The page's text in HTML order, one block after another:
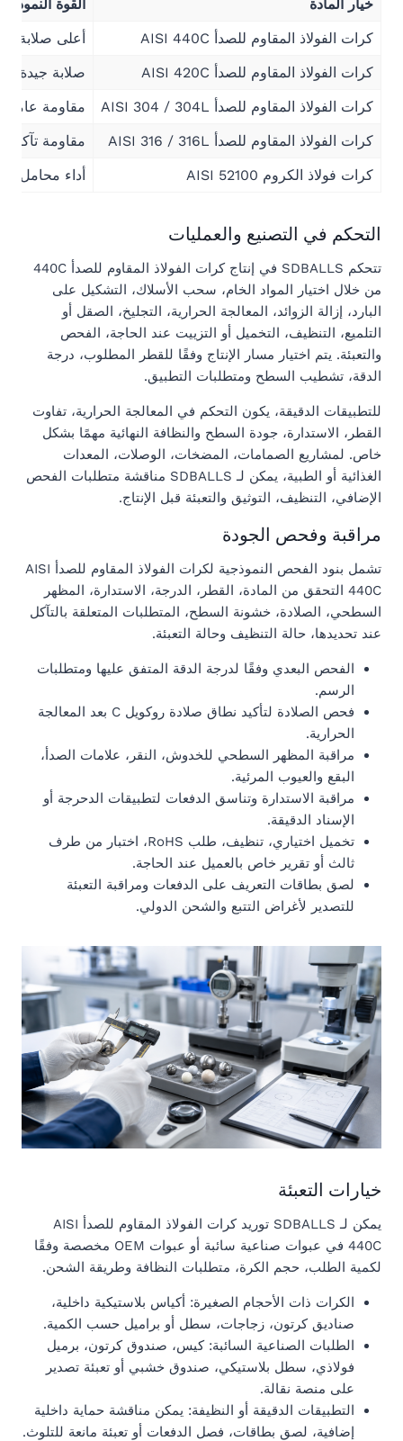
خيار المادة
القوة
كرات الفولاذ المقاوم للصدأ AISI 440C
أعلى صلابة
كرات الفولاذ المقاوم للصدأ AISI 420C
صلابة جيدة
كرات الفولاذ المقاوم للصدأ AISI 304 / 304L
مقاومة عامة
كرات الفولاذ المقاوم للصدأ AISI 316 / 316L
مقاومة تآكل
كرات فولاذ الكروم AISI 52100
أداء محامل
التحكم في التصنيع والعمليات
تتحكم SDBALLS في إنتاج كرات الفولاذ المقاوم للصدأ 440C
من خلال اختيار المواد الخام، سحب الأسلاك، التشكيل على
البارد، إزالة الزوائد، المعالجة الحرارية، التجليخ، الصقل أو
التلميع، التنظيف، التخميل أو التزييت عند الحاجة، الفحص
والتعبئة. يتم اختيار مسار الإنتاج وفقًا للقطر المطلوب، درجة
الدقة، تشطيب السطح ومتطلبات التطبيق.
للتطبيقات الدقيقة، يكون التحكم في المعالجة الحرارية، تفاوت
القطر، الاستدارة، جودة السطح والنظافة النهائية مهمًا بشكل
خاص. لمشاريع الصمامات، المضخات، الوصلات، المعدات
الغذائية أو الطبية، يمكن لـ SDBALLS مناقشة متطلبات الفحص
الإضافي، التنظيف، التوثيق والتعبئة قبل الإنتاج.
مراقبة وفحص الجودة
تشمل بنود الفحص النموذجية لكرات الفولاذ المقاوم للصدأ AISI
440C التحقق من المادة، القطر، الدرجة، الاستدارة، المظهر
السطحي، الصلادة، خشونة السطح، المتطلبات المتعلقة بالتآكل
عند تحديدها، حالة التنظيف وحالة التعبئة.
الفحص البعدي وفقًا لدرجة الدقة المتفق عليها ومتطلبات
الرسم.
فحص الصلادة لتأكيد نطاق صلادة روكويل C بعد المعالجة
الحرارية.
مراقبة المظهر السطحي للخدوش، النقر، علامات الصدأ،
البقع والعيوب المرئية.
مراقبة الاستدارة وتناسق الدفعات لتطبيقات الدحرجة أو
الإسناد الدقيقة.
تخميل اختياري، تنظيف، طلب RoHS، اختبار من طرف
ثالث أو تقرير خاص بالعميل عند الحاجة.
لصق بطاقات التعريف على الدفعات ومراقبة التعبئة
للتصدير لأغراض التتبع والشحن الدولي.
خيارات التعبئة
يمكن لـ SDBALLS توريد كرات الفولاذ المقاوم للصدأ AISI
440C في عبوات صناعية سائبة أو عبوات OEM مخصصة وفقًا
لكمية الطلب، حجم الكرة، متطلبات النظافة وطريقة الشحن.
الكرات ذات الأحجام الصغيرة: أكياس بلاستيكية داخلية،
صناديق كرتون، زجاجات، سطل أو براميل حسب الكمية.
الطلبات الصناعية السائبة: كيس، صندوق كرتون، برميل
فولاذي، سطل بلاستيكي، صندوق خشبي أو تعبئة تصدير
على منصة نقالة.
التطبيقات الدقيقة أو النظيفة: يمكن مناقشة حماية داخلية
إضافية، لصق بطاقات، فصل الدفعات أو تعبئة مانعة للتلوث.